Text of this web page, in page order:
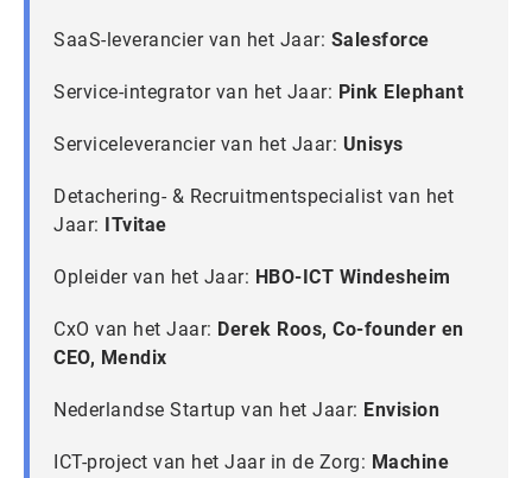
SaaS-leverancier van het Jaar: Salesforce
Service-integrator van het Jaar: Pink Elephant
Serviceleverancier van het Jaar: Unisys
Detachering- & Recruitmentspecialist van het
Jaar: ITvitae
Opleider van het Jaar: HBO-ICT Windesheim
CxO van het Jaar: Derek Roos, Co-founder en
CEO, Mendix
Nederlandse Startup van het Jaar: Envision
ICT-project van het Jaar in de Zorg: Machine